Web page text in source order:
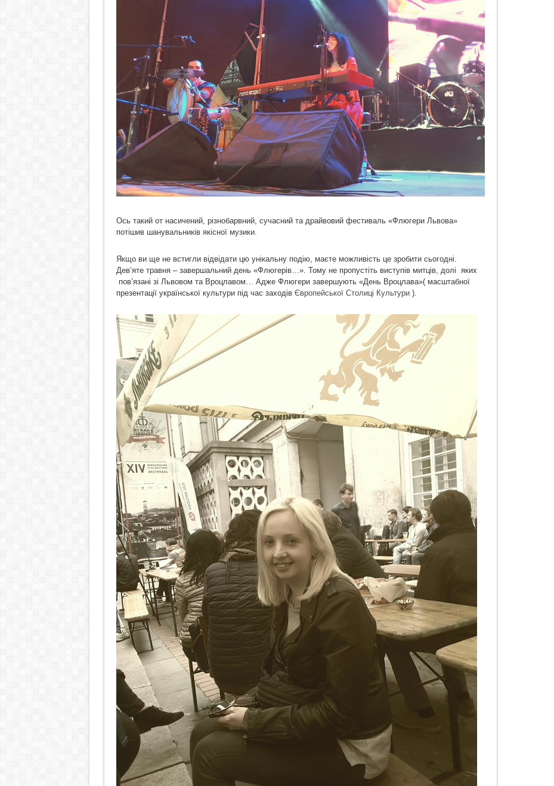
Ось такий от насичений, різнобарвний, сучасний та драйвовий фестиваль «Флюгери Львова»
потішив шанувальників якісної музики.
Якщо ви ще не встигли відвідати цю унікальну подію, маєте можливість це зробити сьогодні.
Дев’яте травня – завершальний день «Флюгерів…». Тому не пропустіть виступів митців, долі яких
пов’язані зі Львовом та Вроцлавом… Адже Флюгери завершують «День Вроцлава»( масштабної
презентації української культури під час заходів Європейської Столиці Культури).